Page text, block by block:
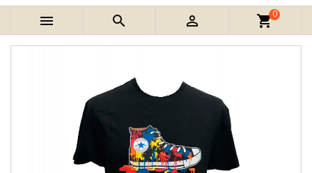
   shopping_cart0